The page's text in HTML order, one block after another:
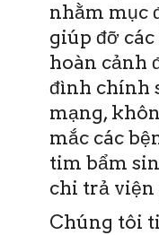
nhằm mục
giúp đỡ
hoàn cảnh
đình chính
mạng,
mắc các
tim bẩm
chi trả viện
Chúng tôi